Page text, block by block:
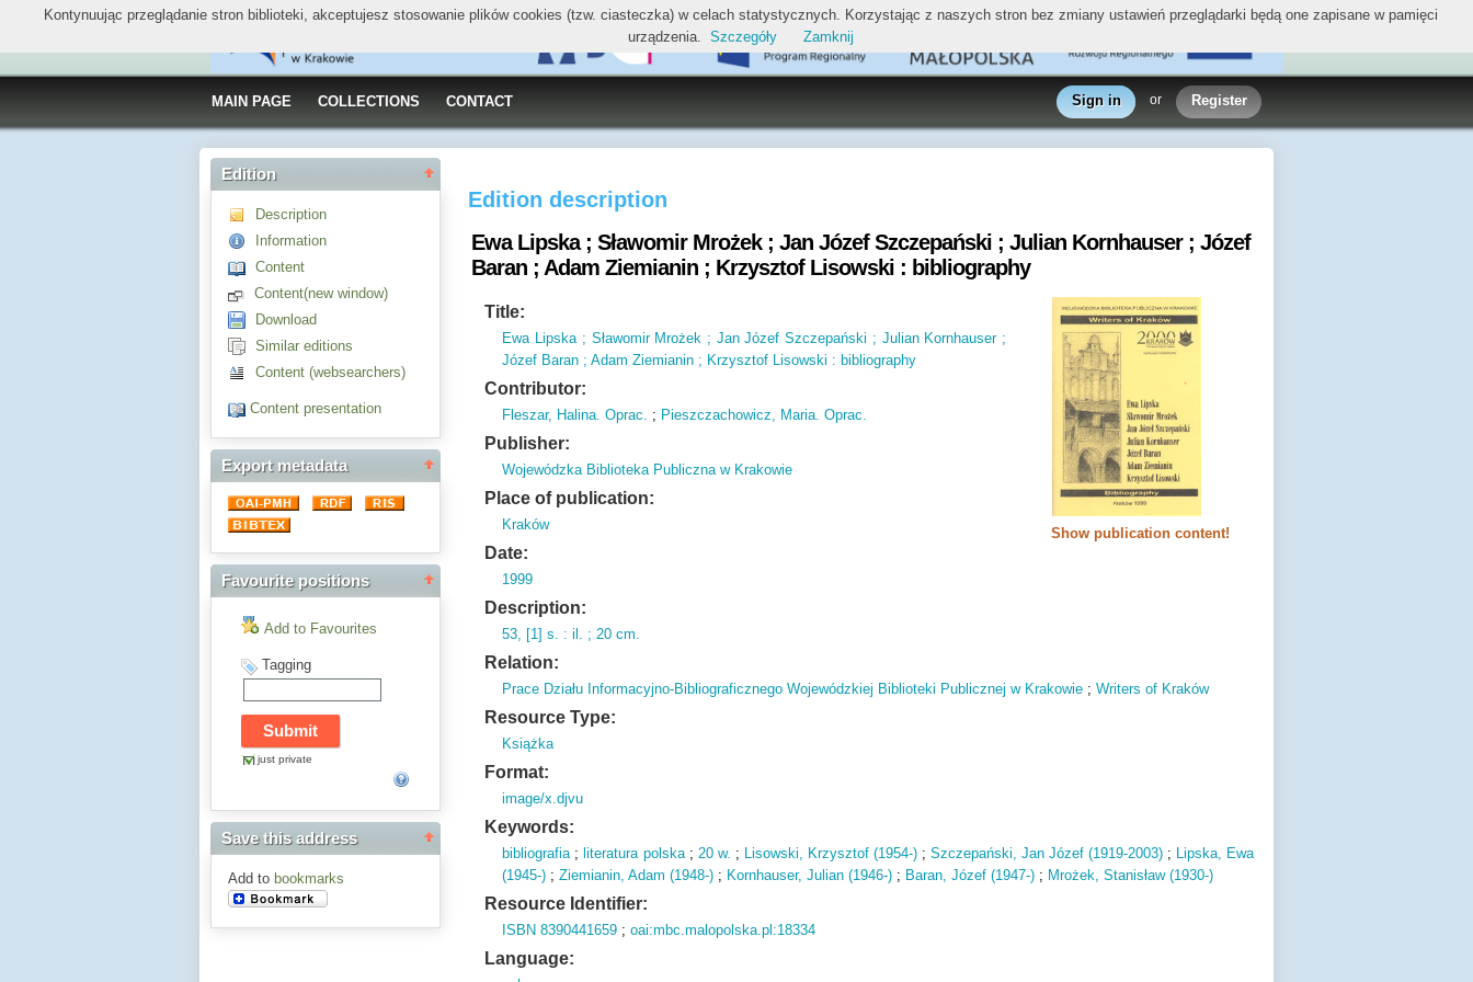
MAIN PAGE COLLECTIONS CONTACT Sign in or Register
Edition
Description
Information
Content
Content(new window)
Download
Similar editions
Content (websearchers)
Content presentation
Export metadata
Favourite positions
Add to Favourites
Tagging
just private
Save this address
Add to bookmarks
Edition description
Ewa Lipska ; Sławomir Mrożek ; Jan Józef Szczepański ; Julian Kornhauser ; Józef
Baran ; Adam Ziemianin ; Krzysztof Lisowski : bibliography
Show publication content!
Title:
Ewa Lipska ; Sławomir Mrożek ; Jan Józef Szczepański ; Julian Kornhauser ;
Józef Baran ; Adam Ziemianin ; Krzysztof Lisowski : bibliography
Contributor:
Fleszar, Halina. Oprac. ; Pieszczachowicz, Maria. Oprac.
Publisher:
Wojewódzka Biblioteka Publiczna w Krakowie
Place of publication:
Kraków
Date:
1999
Description:
53, [1] s. : il. ; 20 cm.
Relation:
Prace Działu Informacyjno-Bibliograficznego Wojewódzkiej Biblioteki Publicznej w Krakowie ;Writers of Kraków
Resource Type:
Książka
Format:
image/x.djvu
Keywords:
bibliografia; literatura polska; 20 w. ; Lisowski, Krzysztof (1954-); Szczepański, Jan Józef (1919-2003) ; Lipska, Ewa
(1945-) ;Ziemianin, Adam (1948-) ; Kornhauser, Julian (1946-) ; Baran, Józef (1947-) ; Mrożek, Stanisław (1930-)
Resource Identifier:
ISBN 8390441659 ;oai:mbc.malopolska.pl:18334
Language:
Kontynuując przeglądanie stron biblioteki, akceptujesz stosowanie plików cookies (tzw. ciasteczka) w celach statystycznych. Korzystając z naszych stron bez zmiany ustawień przeglądarki będą one zapisane w pamięci
urządzenia. Szczegóły Zamknij